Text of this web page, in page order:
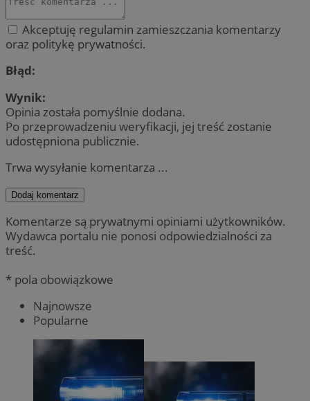
Akceptuję regulamin zamieszczania komentarzy
oraz politykę prywatności.
Błąd:
Wynik:
Opinia została pomyślnie dodana.
Po przeprowadzeniu weryfikacji, jej treść zostanie
udostępniona publicznie.
Trwa wysyłanie komentarza ...
Dodaj komentarz
Komentarze są prywatnymi opiniami użytkowników.
Wydawca portalu nie ponosi odpowiedzialności za
treść.
* pola obowiązkowe
Najnowsze
Popularne